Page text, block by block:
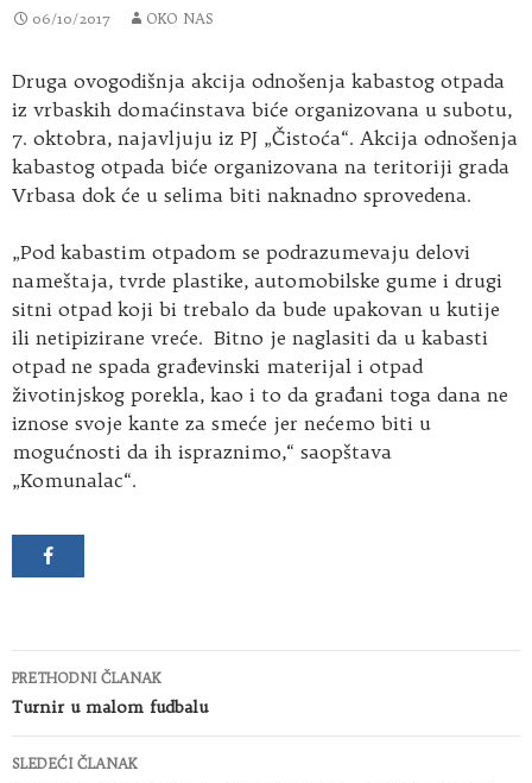
06/10/2017 OKO NAS
Druga ovogodišnja akcija odnošenja kabastog otpada
iz vrbaskih domaćinstava biće organizovana u subotu,
7. oktobra, najavljuju iz PJ „Čistoća“. Akcija odnošenja
kabastog otpada biće organizovana na teritoriji grada
Vrbasa dok će u selima biti naknadno sprovedena.
„Pod kabastim otpadom se podrazumevaju delovi
nameštaja, tvrde plastike, automobilske gume i drugi
sitni otpad koji bi trebalo da bude upakovan u kutije
ili netipizirane vreće. Bitno je naglasiti da u kabasti
otpad ne spada građevinski materijal i otpad
životinjskog porekla, kao i to da građani toga dana ne
iznose svoje kante za smeće jer nećemo biti u
mogućnosti da ih ispraznimo,“ saopštava
„Komunalac“.
Kretanje
članaka
PRETHODNI ČLANAK
Turnir u malom fudbalu
SLEDEĆI ČLANAK